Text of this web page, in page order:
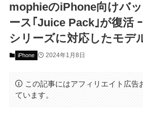
mophieのiPhone向けバ
ース｢Juice Pack｣が復活
シリーズに対応したモデ
iPhone 2024年1月8日
この記事にはアフィリエイト広告
ています。